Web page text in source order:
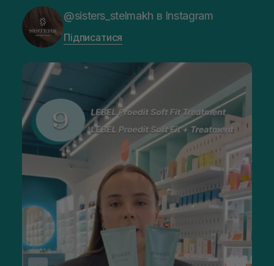
@sisters_stelmakh в Instagram
Підписатися